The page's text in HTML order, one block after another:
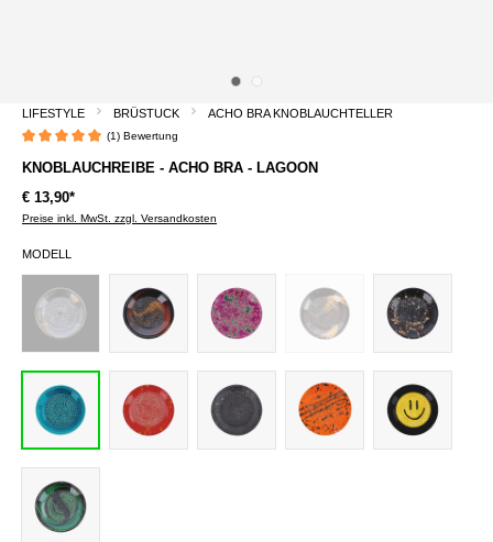
LIFESTYLE BRÜSTUCK ACHO BRA KNOBLAUCHTELLER
(1) Bewertung
KNOBLAUCHREIBE - ACHO BRA - LAGOON
€ 13,90*
Preise inkl. MwSt. zzgl. Versandkosten
MODELL